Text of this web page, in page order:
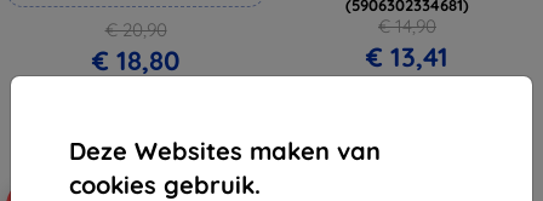
Deze Websites maken van
cookies gebruik.
€ 20,90
€ 18,80
(5906302334681)
€ 14,90
€ 13,41